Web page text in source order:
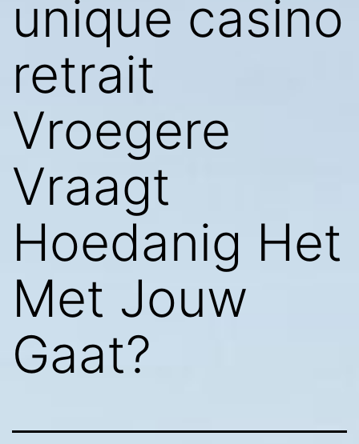
unique casino
retrait
Vroegere
Vraagt
Hoedanig Het
Met Jouw
Gaat?